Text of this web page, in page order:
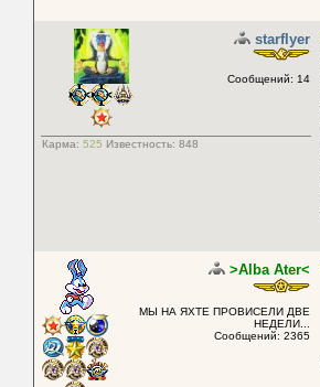
starflyer
Сообщений: 14
Карма: 525 Известность: 848
>Alba Ater<
МЫ НА ЯХТЕ ПРОВИСЕЛИ ДВЕ
НЕДЕЛИ...
Сообщений: 2365